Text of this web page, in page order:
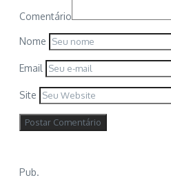
Comentário
Nome
Email
Site
Pub.